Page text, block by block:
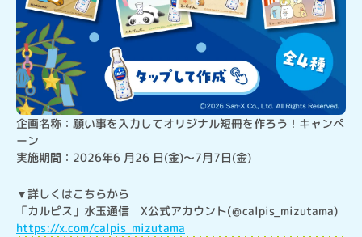
企画名称：願い事を入力してオリジナル短冊を作ろう！キャンペ
ーン
実施期間：2026年6 月26 日(金)～7月7日(金)
▼詳しくはこちらから
https://x.com/calpis_mizutama